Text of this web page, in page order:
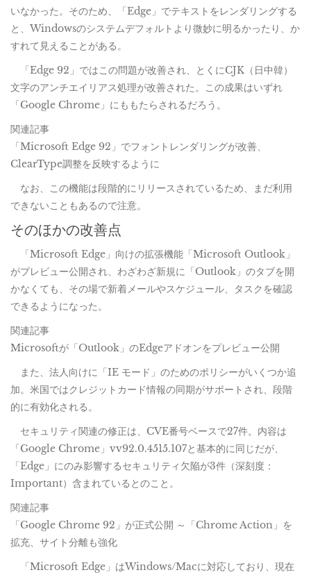
いなかった。そのため、「Edge」でテキストをレンダリングする
と、Windowsのシステムデフォルトより微妙に明るかったり、か
すれて見えることがある。
「Edge 92」ではこの問題が改善され、とくにCJK（日中韓）
文字のアンチエイリアス処理が改善された。この成果はいずれ
「Google Chrome」にももたらされるだろう。
関連記事
「Microsoft Edge 92」でフォントレンダリングが改善、
ClearType調整を反映するように
なお、この機能は段階的にリリースされているため、まだ利用
できないこともあるので注意。
そのほかの改善点
「Microsoft Edge」向けの拡張機能「Microsoft Outlook」
がプレビュー公開され、わざわざ新規に「Outlook」のタブを開
かなくても、その場で新着メールやスケジュール、タスクを確認
できるようになった。
関連記事
Microsoftが「Outlook」のEdgeアドオンをプレビュー公開
また、法人向けに「IE モード」のためのポリシーがいくつか追
加。米国ではクレジットカード情報の同期がサポートされ、段階
的に有効化される。
セキュリティ関連の修正は、CVE番号ベースで27件。内容は
「Google Chrome」vv92.0.4515.107と基本的に同じだが、
「Edge」にのみ影響するセキュリティ欠陥が3件（深刻度：
Important）含まれているとのこと。
関連記事
「Google Chrome 92」が正式公開 ～「Chrome Action」を
拡充、サイト分離も強化
「Microsoft Edge」はWindows/Macに対応しており、現在